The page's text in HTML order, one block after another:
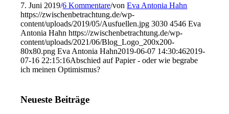
7. Juni 2019/6 Kommentare/vonEva Antonia Hahn
https://zwischenbetrachtung.de/wp-
content/uploads/2019/05/Ausfuellen.jpg 3030 4546 Eva
Antonia Hahn https://zwischenbetrachtung.de/wp-
content/uploads/2021/06/Blog_Logo_200x200-
80x80.png Eva Antonia Hahn2019-06-07 14:30:462019-
07-16 22:15:16Abschied auf Papier - oder wie begrabe
ich meinen Optimismus?
Neueste Beiträge